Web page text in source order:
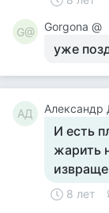
G@ Gorgona @
уже
АД Александр
И есть
жарить
8 лет